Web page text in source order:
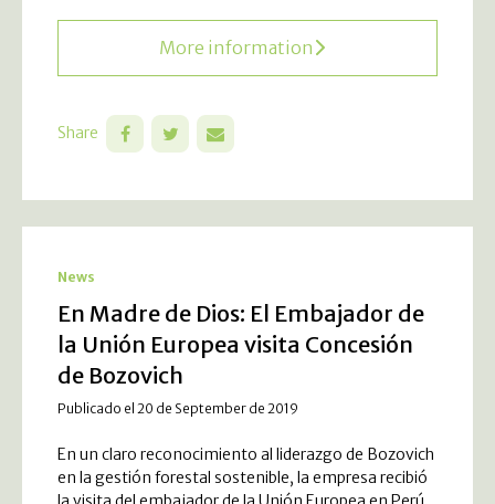
More information
Share
News
En Madre de Dios: El Embajador de
la Unión Europea visita Concesión
de Bozovich
Publicado el 20 de September de 2019
En un claro reconocimiento al liderazgo de Bozovich
en la gestión forestal sostenible, la empresa recibió